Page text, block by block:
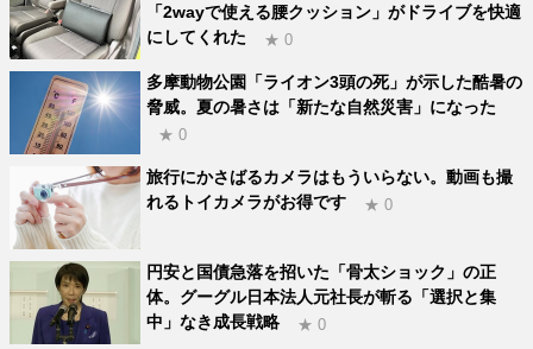
「2wayで使える腰クッション」がドライブを快適
にしてくれた
★ 0
多摩動物公園「ライオン3頭の死」が示した酷暑の
脅威。夏の暑さは「新たな自然災害」になった
★ 0
旅行にかさばるカメラはもういらない。動画も撮
れるトイカメラがお得です
★ 0
円安と国債急落を招いた「骨太ショック」の正
体。グーグル日本法人元社長が斬る「選択と集
中」なき成長戦略
★ 0